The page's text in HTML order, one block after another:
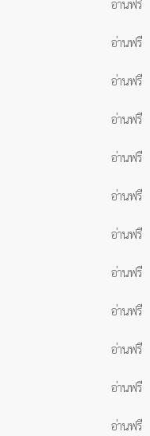
อ่านฟรี
อ่านฟรี
อ่านฟรี
อ่านฟรี
อ่านฟรี
อ่านฟรี
อ่านฟรี
อ่านฟรี
อ่านฟรี
อ่านฟรี
อ่านฟรี
อ่านฟรี